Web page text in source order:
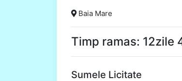
Baia Mare
Timp ramas: 12zile
Sumele Licitate